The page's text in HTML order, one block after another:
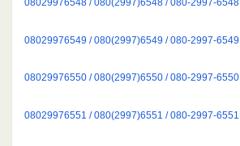
08029976549 / 080(2997)6549 / 080-2997-6549
08029976550 / 080(2997)6550 / 080-2997-6550
08029976551 / 080(2997)6551 / 080-2997-6551